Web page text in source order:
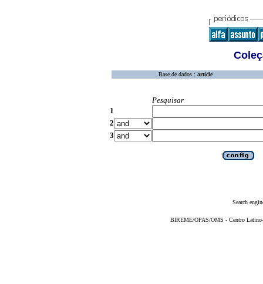
Base de dados : article
Pesquisar
1
2
3
Search
BIREME/OPAS/OMS - Centro Latino-